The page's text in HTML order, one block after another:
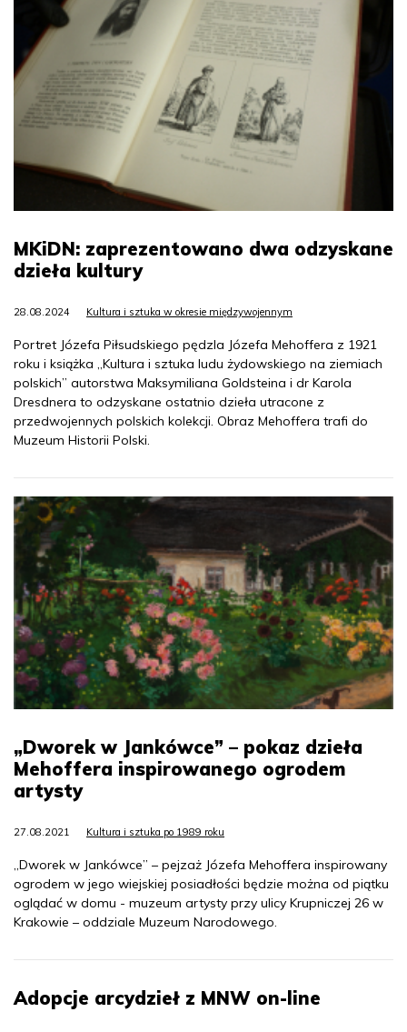
MKiDN: zaprezentowano dwa odzyskane
dzieła kultury
28.08.2024 Kultura i sztuka w okresie międzywojennym
Portret Józefa Piłsudskiego pędzla Józefa Mehoffera z 1921
roku i książka „Kultura i sztuka ludu żydowskiego na ziemiach
polskich” autorstwa Maksymiliana Goldsteina i dr Karola
Dresdnera to odzyskane ostatnio dzieła utracone z
przedwojennych polskich kolekcji. Obraz Mehoffera trafi do
Muzeum Historii Polski.
„Dworek w Jankówce” – pokaz dzieła
Mehoffera inspirowanego ogrodem
artysty
27.08.2021 Kultura i sztuka po 1989 roku
„Dworek w Jankówce” – pejzaż Józefa Mehoffera inspirowany
ogrodem w jego wiejskiej posiadłości będzie można od piątku
oglądać w domu - muzeum artysty przy ulicy Krupniczej 26 w
Krakowie – oddziale Muzeum Narodowego.
Adopcje arcydzieł z MNW on-line